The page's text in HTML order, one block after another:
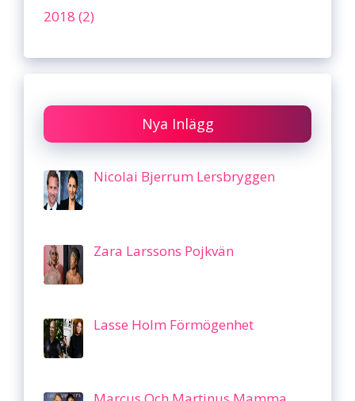
2018 (2)
Nya Inlägg
Nicolai Bjerrum Lersbryggen
Zara Larssons Pojkvän
Lasse Holm Förmögenhet